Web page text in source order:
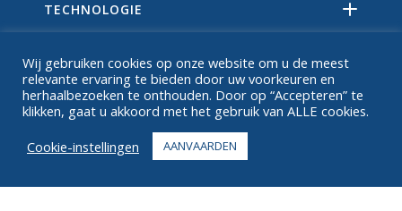
TECHNOLOGIE
OVER
Wij gebruiken cookies op onze website om u de meest
relevante ervaring te bieden door uw voorkeuren en
herhaalbezoeken te onthouden. Door op “Accepteren” te
klikken, gaat u akkoord met het gebruik van ALLE cookies.
Cookie-instellingen
AANVAARDEN